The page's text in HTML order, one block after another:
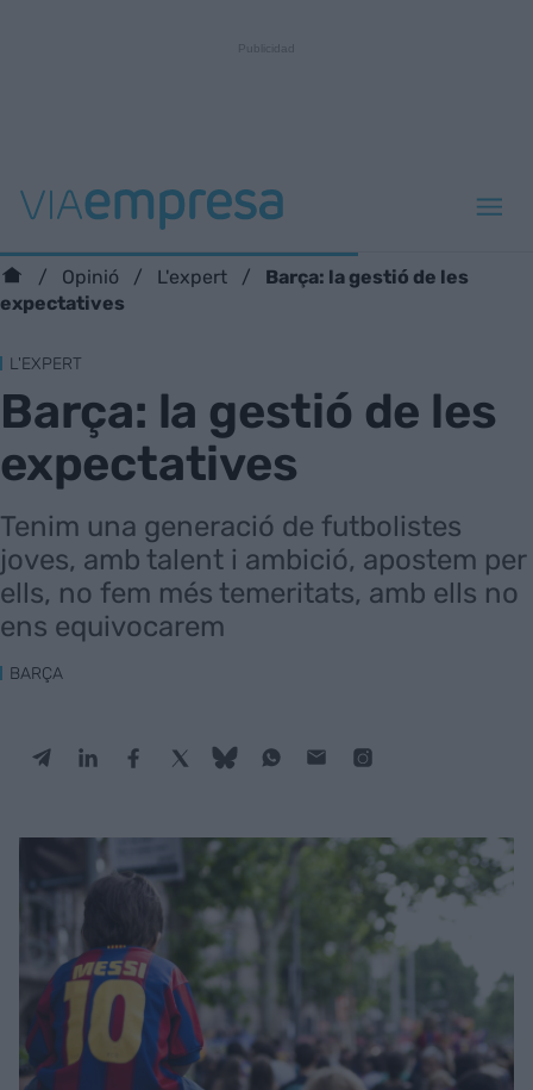
Opinió L'expert
Barça: la gestió de les
expectatives
L'EXPERT
Barça: la gestió de les
expectatives
Tenim una generació de futbolistes
joves, amb talent i ambició, apostem per
ells, no fem més temeritats, amb ells no
ens equivocarem
BARÇA